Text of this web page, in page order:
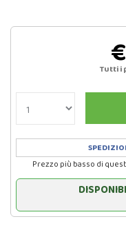
Tutti i
Prezzo più basso di